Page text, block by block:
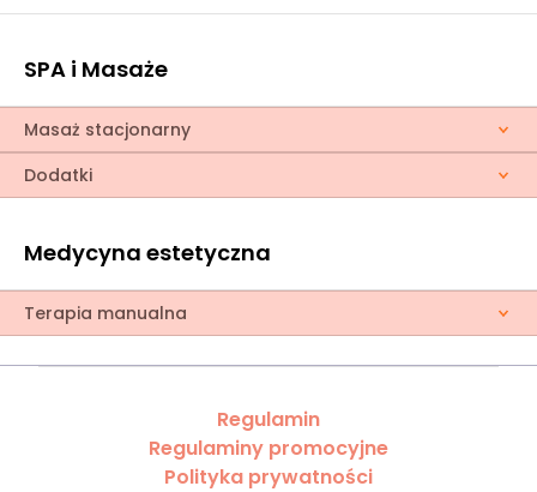
SPA i Masaże
Masaż stacjonarny
Dodatki
Medycyna estetyczna
Terapia manualna
Regulamin
Regulaminy promocyjne
Polityka prywatności